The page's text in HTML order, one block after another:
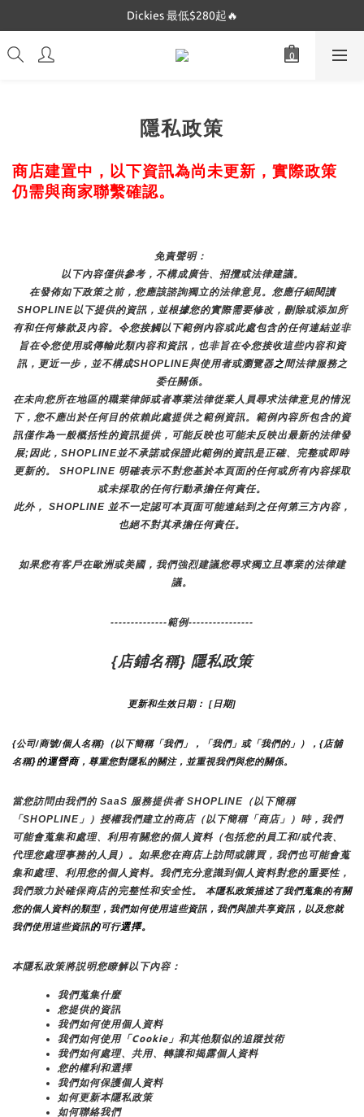
Dickies 最低$280起🔥
Dickies 最低$280起🔥
Mucent 全網最低🔥
隱私政策
商店建置中，以下資訊為尚未更新，實際政策
仍需與商家聯繫確認。
免責聲明：
以下內容僅供參考，不構成廣告、招攬或法律建議。
在發佈如下政策之前，您應該諮詢獨立的法律意見。您應仔細閱讀
SHOPLINE以下提供的資訊，並根據您的實際需要修改，刪除或添加所
有和任何條款及內容。令您接觸以下範例內容或此處包含的任何連結並非
旨在令您使用或傳輸此類內容和資訊，也非旨在令您接收這些內容和資
訊，更近一步，並不構成SHOPLINE與使用者或瀏覽器之間法律服務之
委任關係。
在未向您所在地區的職業律師或者專業法律從業人員尋求法律意見的情況
下，您不應出於任何目的依賴此處提供之範例資訊。範例內容所包含的資
訊僅作為一般概括性的資訊提供，可能反映也可能未反映出最新的法律發
展;因此，SHOPLINE並不承諾或保證此範例的資訊是正確、完整或即時
更新的。 SHOPLINE 明確表示不對您基於本頁面的任何或所有內容採取
或未採取的任何行動承擔任何責任。
此外， SHOPLINE 並不一定認可本頁面可能連結到之任何第三方內容，
也絕不對其承擔任何責任。
如果您有客戶在歐洲或美國，我們強烈建議您尋求獨立且專業的法律建
議。
--------------範例----------------
{店鋪名稱} 隱私政策
更新和生效日期： [日期]
{公司/商號/個人名稱}（以下簡稱「我們」，「我們」或「我們的」），{店舖
名稱}的運營商，尊重您對隱私的關注，並重視我們與您的關係。
當您訪問由我們的 SaaS 服務提供者 SHOPLINE（以下簡稱
「SHOPLINE」）授權我們建立的商店（以下簡稱「商店」）時，我們
可能會蒐集和處理、利用有關您的個人資料（包括您的員工和/或代表、
代理您處理事務的人員）。如果您在商店上訪問或購買，我們也可能會蒐
集和處理、利用您的個人資料。我們充分意識到個人資料對您的重要性，
我們致力於確保商店的完整性和安全性。
本隱私政策描述了我們蒐集的有關
您的個人資料的類型，我們如何使用這些資訊，我們與誰共享資訊，以及您就
我們使用這些資訊的可行選擇。
本隱私政策將説明您瞭解以下內容：
我們蒐集什麼
您提供的資訊
我們如何使用個人資料
我們如何使用「Cookie」和其他類似的追蹤技術
我們如何處理、共用、轉讓和揭露個人資料
您的權利和選擇
我們如何保護個人資料
如何更新本隱私政策
如何聯絡我們